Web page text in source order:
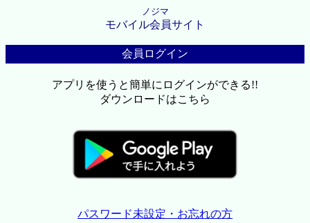
ノジマ
モバイル会員サイト
会員ログイン
アプリを使うと簡単にログインができる!!
ダウンロードはこちら
パスワード未設定・お忘れの方